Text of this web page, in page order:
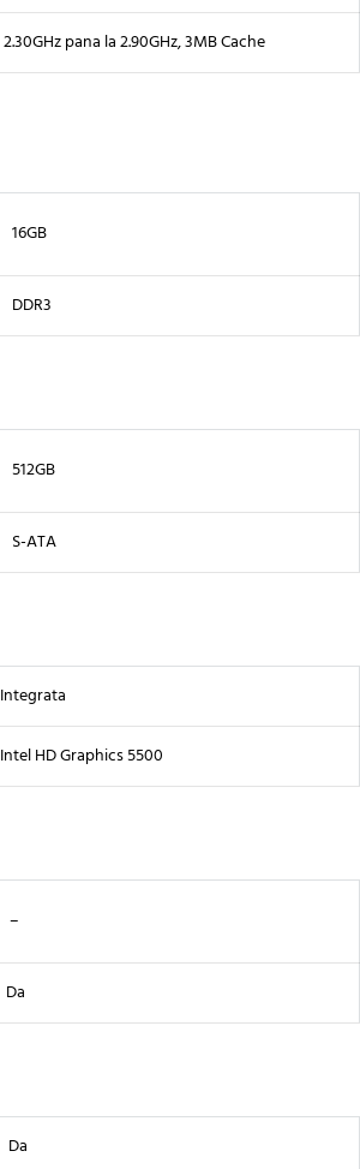
2.30GHz pana la 2.90GHz, 3MB Cache
16GB
DDR3
512GB
S-ATA
Integrata
Intel HD Graphics 5500
–
Da
Da